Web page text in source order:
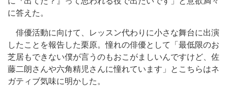
に答えた。
俳優活動に向けて、レッスン代わりに小さな舞台に出演
したことを報告した栗原。憧れの俳優として「最低限のお
芝居もできない僕が言うのもおこがましいんですけど、佐
藤二朗さんや六角精児さんに憧れています」とこちらはネ
ガティブ気味に明かした。